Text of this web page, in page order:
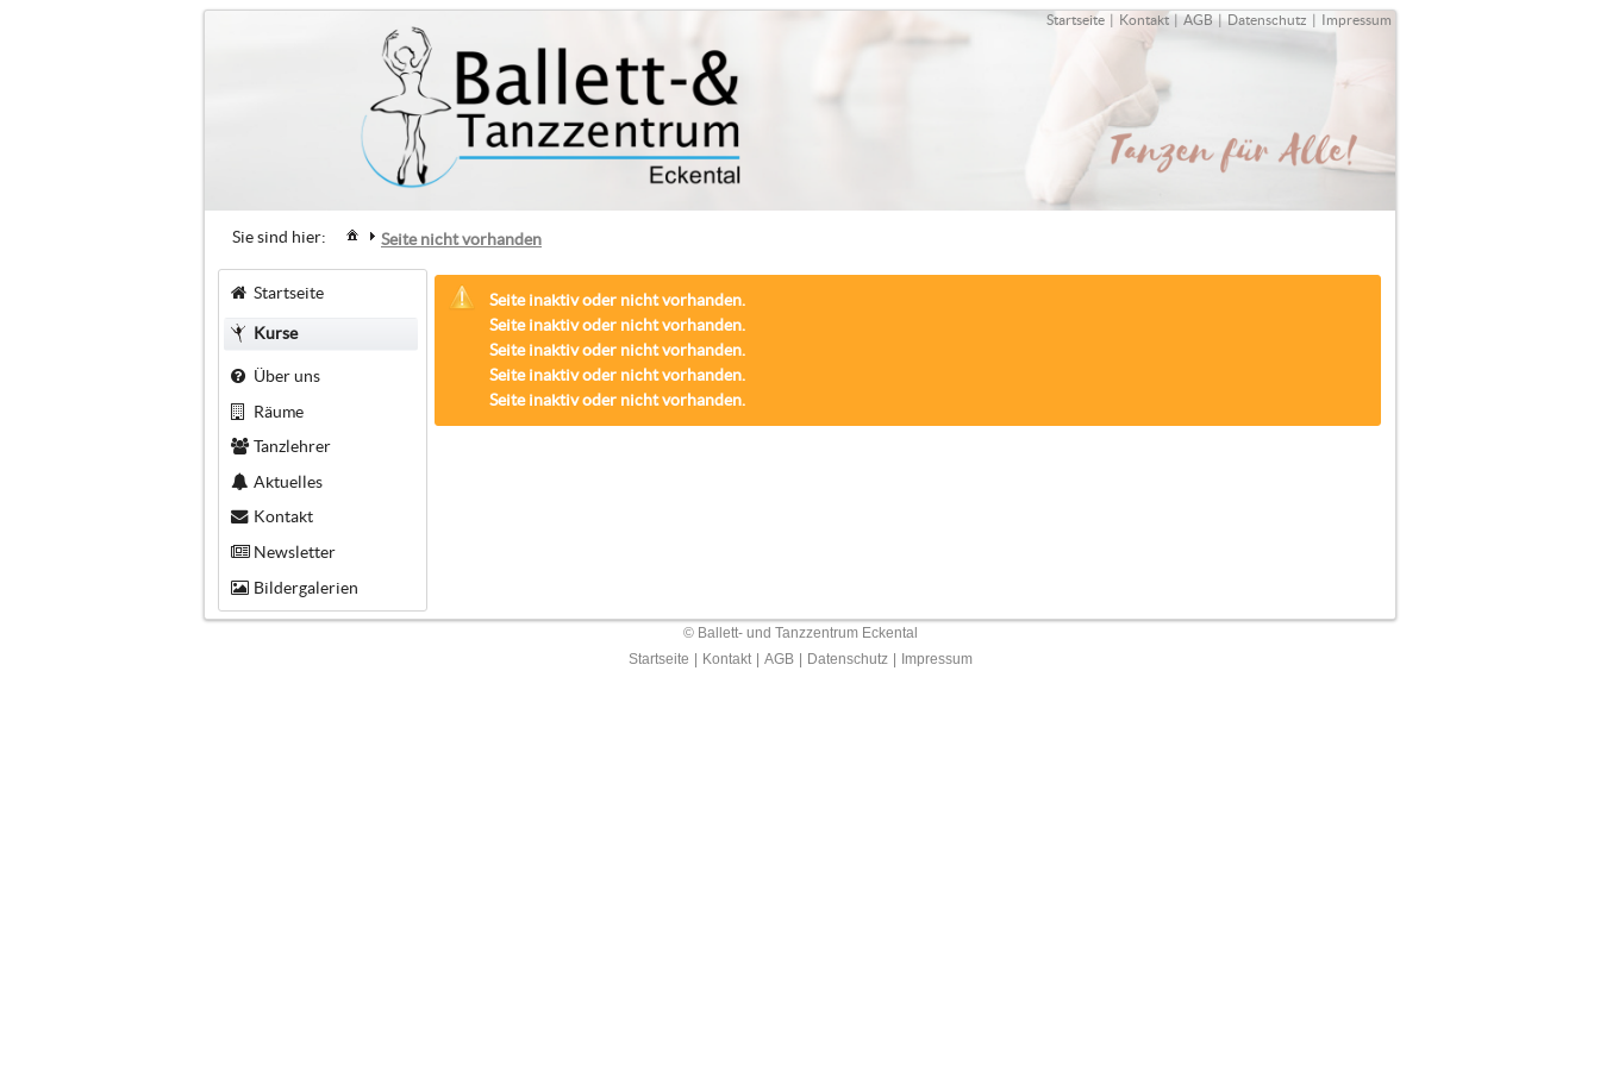
Startseite | Kontakt | AGB | Datenschutz | Impressum
Sie sind hier: Seite nicht vorhanden
Startseite
Kurse
Über uns
Räume
Tanzlehrer
Aktuelles
Kontakt
Newsletter
Bildergalerien
Seite inaktiv oder nicht vorhanden.
Seite inaktiv oder nicht vorhanden.
Seite inaktiv oder nicht vorhanden.
Seite inaktiv oder nicht vorhanden.
Seite inaktiv oder nicht vorhanden.
© Ballett- und Tanzzentrum Eckental
Startseite
Kontakt AGB Datenschutz Impressum